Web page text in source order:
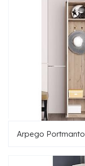
Arpego Portmanto